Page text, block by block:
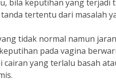
bila keputihan yang terjadi
tertentu dari masalah
tidak normal namun
pada vagina
cairan yang terlalu basah